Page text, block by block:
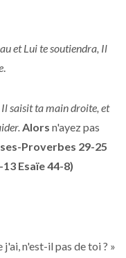
et Lui te soutiendra, Il
.
saisit ta main droite, et
Alors n'ayez pas
Proverbes 29-25
13 Esaïe 44-8)
n'est-il pas de toi ? »